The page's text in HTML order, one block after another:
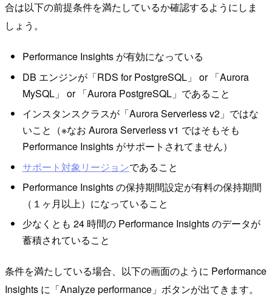
合は以下の前提条件を満たしているか確認するようにしま
しょう。
Performance Insights が有効になっている
DB エンジンが「RDS for PostgreSQL」 or 「Aurora
MySQL」 or 「Aurora PostgreSQL」であること
インスタンスクラスが「Aurora Serverless v2」ではな
いこと（※なお Aurora Serverless v1 ではそもそも
Performance Insights がサポートされてません）
サポート対象リージョンであること
Performance Insights の保持期間設定が有料の保持期間
（１ヶ月以上）になっていること
少なくとも 24 時間の Performance Insights のデータが
蓄積されていること
条件を満たしている場合、以下の画面のように Performance
Insights に「Analyze performance」ボタンが出てきます。